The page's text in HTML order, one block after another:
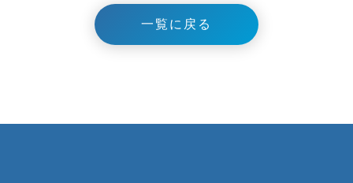
一覧に戻る